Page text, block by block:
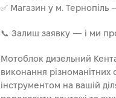
✅ Магазин у м. Тернопіль
📞 Залиш заявку — і ми
Мотоблок дизельний
виконання різноманітних
інструментом на вашій